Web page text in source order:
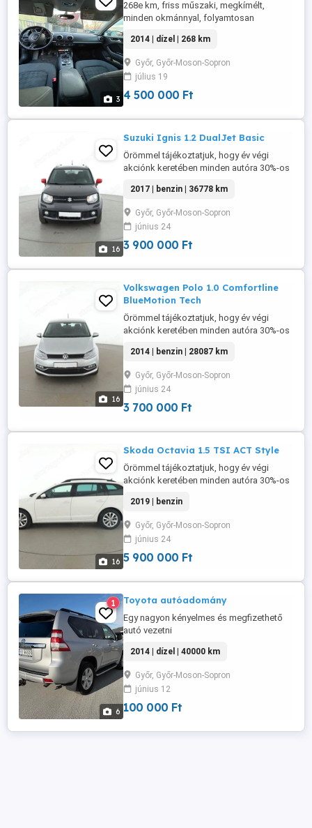
3
268e km, friss műszaki, megkímélt,
minden okmánnyal, folyamtosan
2014 | dízel | 268 km
Győr, Győr-Moson-Sopron
július 19
4 500 000 Ft
16
Suzuki Ignis 1.2 DualJet Basic
Örömmel tájékoztatjuk, hogy év végi
akciónk keretében minden autóra 30%-os
kizárólag az év végéig érvényes, így
érdemes mielőbb élni a lehetőséggel.
Amennyiben vásárlási szándéka aktuális,
kérjük, jelezze felénk, és részletes
tájékoztatást adunk a rendelkezésre álló
2017 | benzin | 36778 km
Győr, Győr-Moson-Sopron
június 24
3 900 000 Ft
16
Volkswagen Polo 1.0 Comfortline
BlueMotion Tech
Örömmel tájékoztatjuk, hogy év végi
akciónk keretében minden autóra 30%-os
kizárólag az év végéig érvényes, így
érdemes mielőbb élni a lehetőséggel.
Amennyiben vásárlási szándéka aktuális,
kérjük, jelezze felénk, és részletes
tájékoztatást adunk a rendelkezésre álló
2014 | benzin | 28087 km
Győr, Győr-Moson-Sopron
június 24
3 700 000 Ft
16
Skoda Octavia 1.5 TSI ACT Style
Örömmel tájékoztatjuk, hogy év végi
akciónk keretében minden autóra 30%-os
kizárólag az év végéig érvényes, így
érdemes mielőbb élni a lehetőséggel.
Amennyiben vásárlási szándéka aktuális,
kérjük, jelezze felénk, és részletes
tájékoztatást adunk a rendelkezésre álló
2019 | benzin
Győr, Győr-Moson-Sopron
június 24
5 900 000 Ft
6
1 Toyota autóadomány
Egy nagyon kényelmes és megfizethető
autó vezetni
2014 | dízel | 40000 km
Győr, Győr-Moson-Sopron
június 12
100 000 Ft